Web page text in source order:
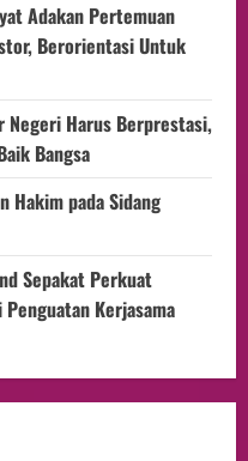
Adakan Pertemuan
Berorientasi Untuk
Negeri Harus Berprestasi,
Bangsa
Hakim pada Sidang
Sepakat Perkuat
Kerjasama